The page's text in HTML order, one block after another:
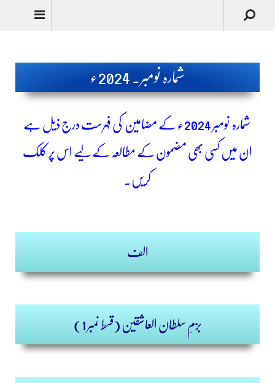
شمارہ نومبر۔ 2024ء
شمارہ نومبر 2024ء کے مضامین کی فہرست درج ذیل ہے
ان میں کسی بھی مضمون کے مطالعہ کے لیے اس پر کلک
کریں۔
الف
بزمِ سلطان العاشقین (قسط نمبر 1)